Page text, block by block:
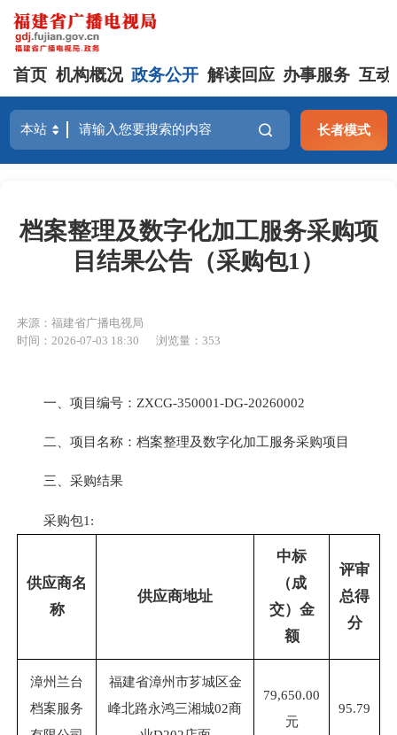
首页 机构概况 政务公开 解读回应 办事服务 互动
长者模式
档案整理及数字化加工服务采购项
目结果公告（采购包1）
来源：福建省广播电视局
时间：2026-07-03 18:30
浏览量：353
一、项目编号：ZXCG-350001-DG-20260002
二、项目名称：档案整理及数字化加工服务采购项目
三、采购结果
采购包1:
供应商名
称
供应商地址
中标
（成
交）金
额
评审
总得
分
漳州兰台
档案服务
福建省漳州市芗城区金
峰北路永鸿三湘城02商
79,650.00
元
95.79